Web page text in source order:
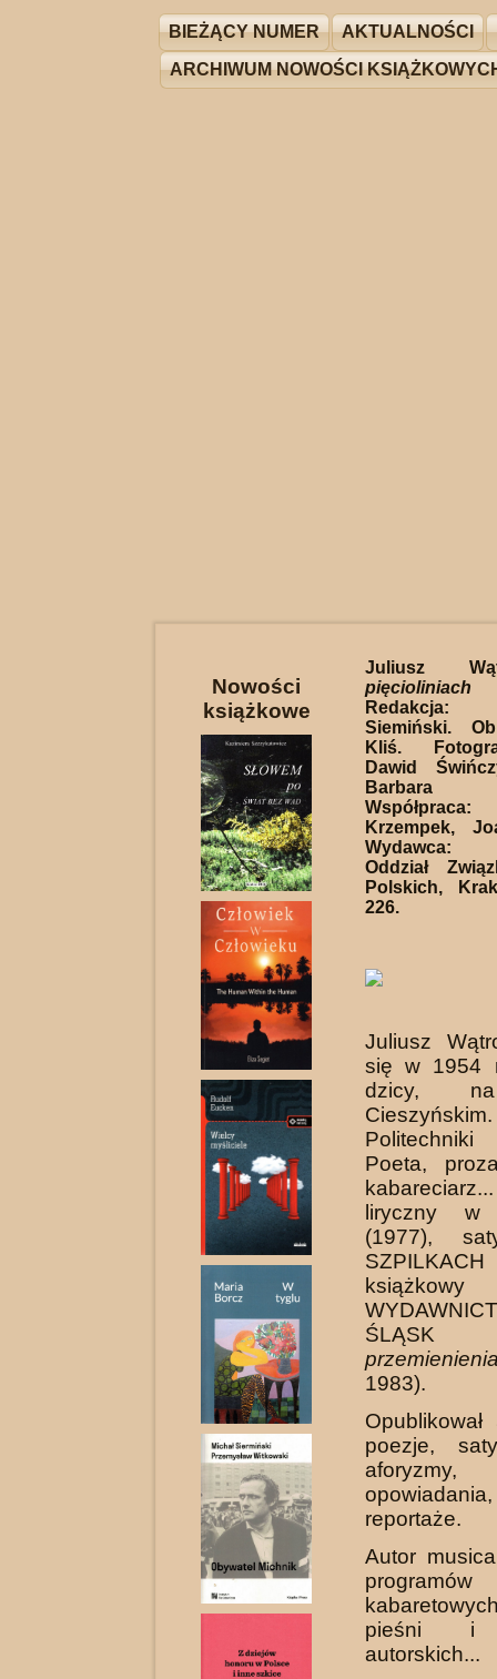
BIEŻĄCY NUMER AKTUALNOŚCI
ARCHIWUM NOWOŚCI
Nowości
książkowe
Juliusz
Redakcja:
Siemiński.
Kliś.
Dawid
Barbara
Krzempek,
Wydawca:
Oddział
Polskich,
226.
Juliusz
się w 1954
dzicy,
Poeta,
liryczny w
(1977),
1983).
poezje,
aforyzmy,
reportaże.
Autor
programów
pieśni i
autorskich...